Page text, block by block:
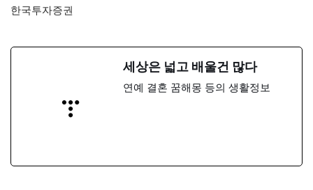
한국투자증권
세상은 넓고 배울건 많다
연예 결혼 꿈해몽 등의 생활정보